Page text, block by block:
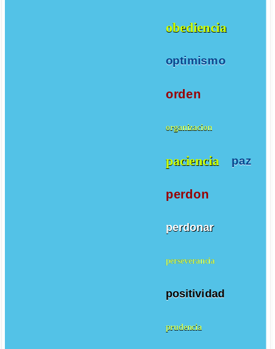
obediencia
optimismo
orden
organizacion
paciencia paz
perdon
perdonar
perseverancia
positividad
prudencia